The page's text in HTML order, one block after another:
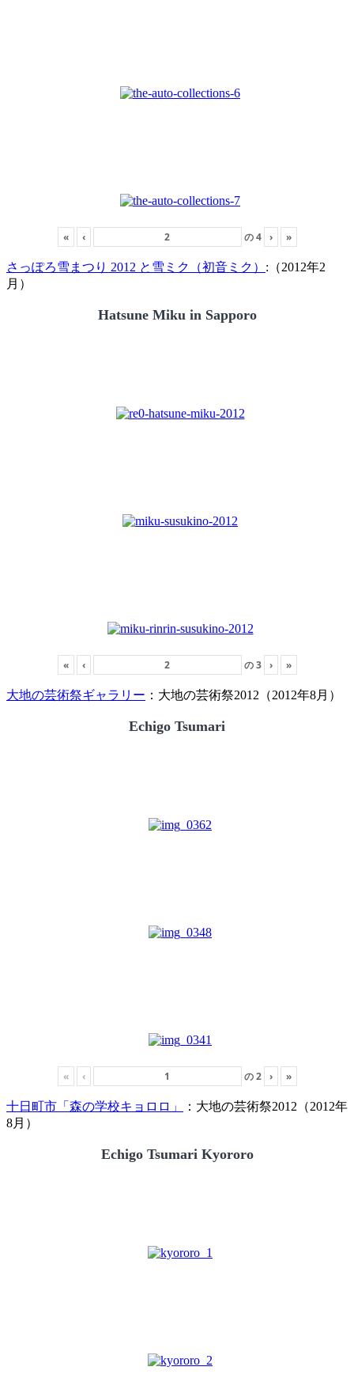
« ‹ の4 › »
さっぽろ雪まつり 2012 と雪ミク（初音ミク） :（2012年2
月）
Hatsune Miku in Sapporo
« ‹ の3 › »
大地の芸術祭ギャラリー ：大地の芸術祭2012（2012年8月）
Echigo Tsumari
« ‹ の2 › »
十日町市「森の学校キョロロ」
：大地の芸術祭2012（2012年
8月）
Echigo Tsumari Kyororo